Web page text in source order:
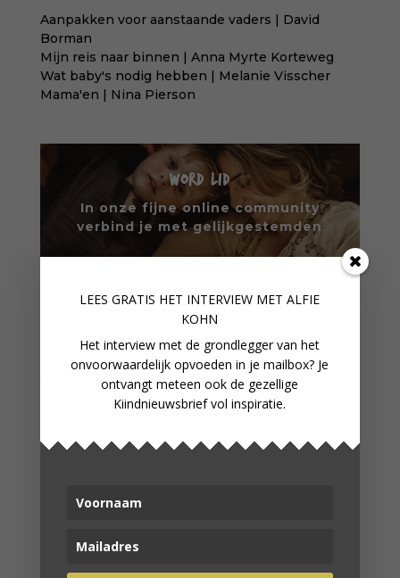
Aanpakken voor aanstaande vaders | David
Borman
Mijn reis naar binnen | Anna Myrte Korteweg
Wat baby's nodig hebben | Melanie Visscher
Mama'en | Nina Pierson
WORD LID
In onze fijne online community
verbind je met gelijkgestemden
COMMUNITY
VERDER LEZEN
LEES GRATIS HET INTERVIEW MET ALFIE
KOHN
Het interview met de grondlegger van het
onvoorwaardelijk opvoeden in je mailbox? Je
ontvangt meteen ook de gezellige
Kiindnieuwsbrief vol inspiratie.